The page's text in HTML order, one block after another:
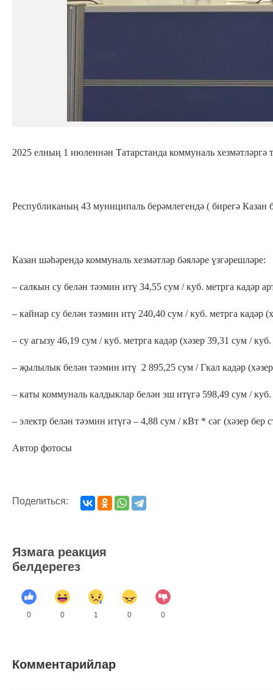
2025 елның 1 июленнән Татарстанда коммуналь
Республиканың 43 муниципаль берәмлегендә ( бирегә Казан
Казан шәһәрендә коммуналь хезмәтләр бәяләре үзгәрешләре:
– салкын су белән тәэмин итү 34,55 сум / куб. метрга кадәр
– кайнар су белән тәэмин итү 240,40 сум / куб. метрга кадәр
– су агызу 46,19 сум / куб. метрга кадәр (хәзер 39,31 сум /
– җылылык белән тәэмин итү 2 895,25 сум / Гкал кадәр
– каты коммуналь калдыклар белән эш итүгә 598,49 сум /
– электр белән тәэмин итүгә – 4,88 сум / кВт * сәг (хәзер
Автор фотосы
Поделиться:
Язмага реакция
белдерегез
0 0 1 0 0
Комментарийлар